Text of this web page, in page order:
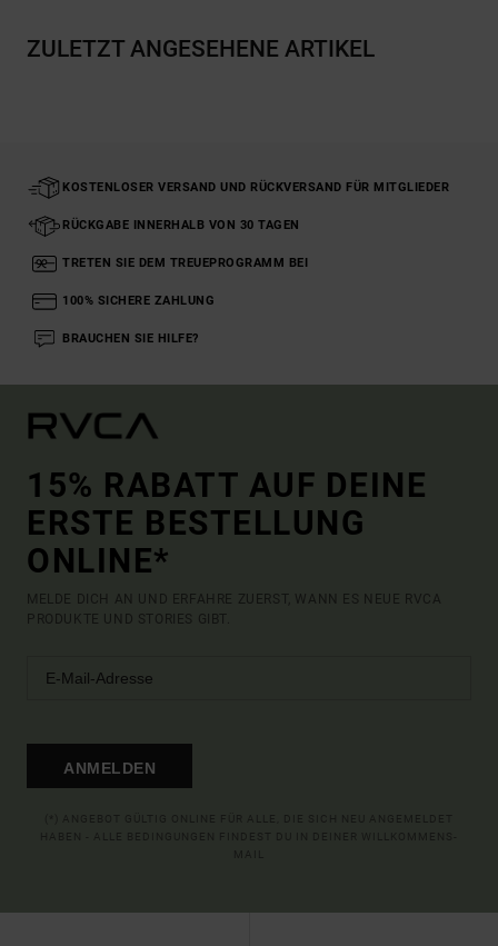
ZULETZT ANGESEHENE ARTIKEL
KOSTENLOSER VERSAND UND RÜCKVERSAND FÜR MITGLIEDER
RÜCKGABE INNERHALB VON 30 TAGEN
TRETEN SIE DEM TREUEPROGRAMM BEI
100% SICHERE ZAHLUNG
BRAUCHEN SIE HILFE?
15% RABATT AUF DEINE
ERSTE BESTELLUNG
ONLINE*
MELDE DICH AN UND ERFAHRE ZUERST, WANN ES NEUE RVCA
PRODUKTE UND STORIES GIBT.
ANMELDEN